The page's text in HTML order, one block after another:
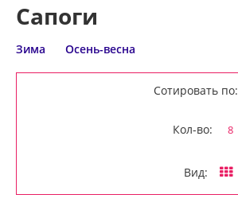
Сапоги
Зима Осень-весна
Сотировать по:
Кол-во: 8
Вид: